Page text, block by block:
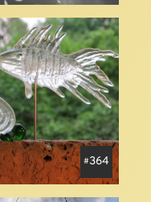
364